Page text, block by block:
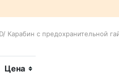
/ Карабин с предохранительной
Цена